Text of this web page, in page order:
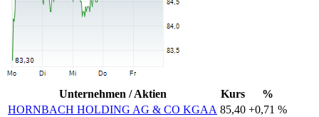
Unternehmen / Aktien Kurs
%
HORNBACH HOLDING AG & CO KGAA 85,40 +0,71 %